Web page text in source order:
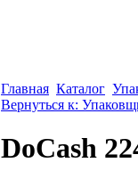
Главная Каталог
Вернуться к:
DoCash